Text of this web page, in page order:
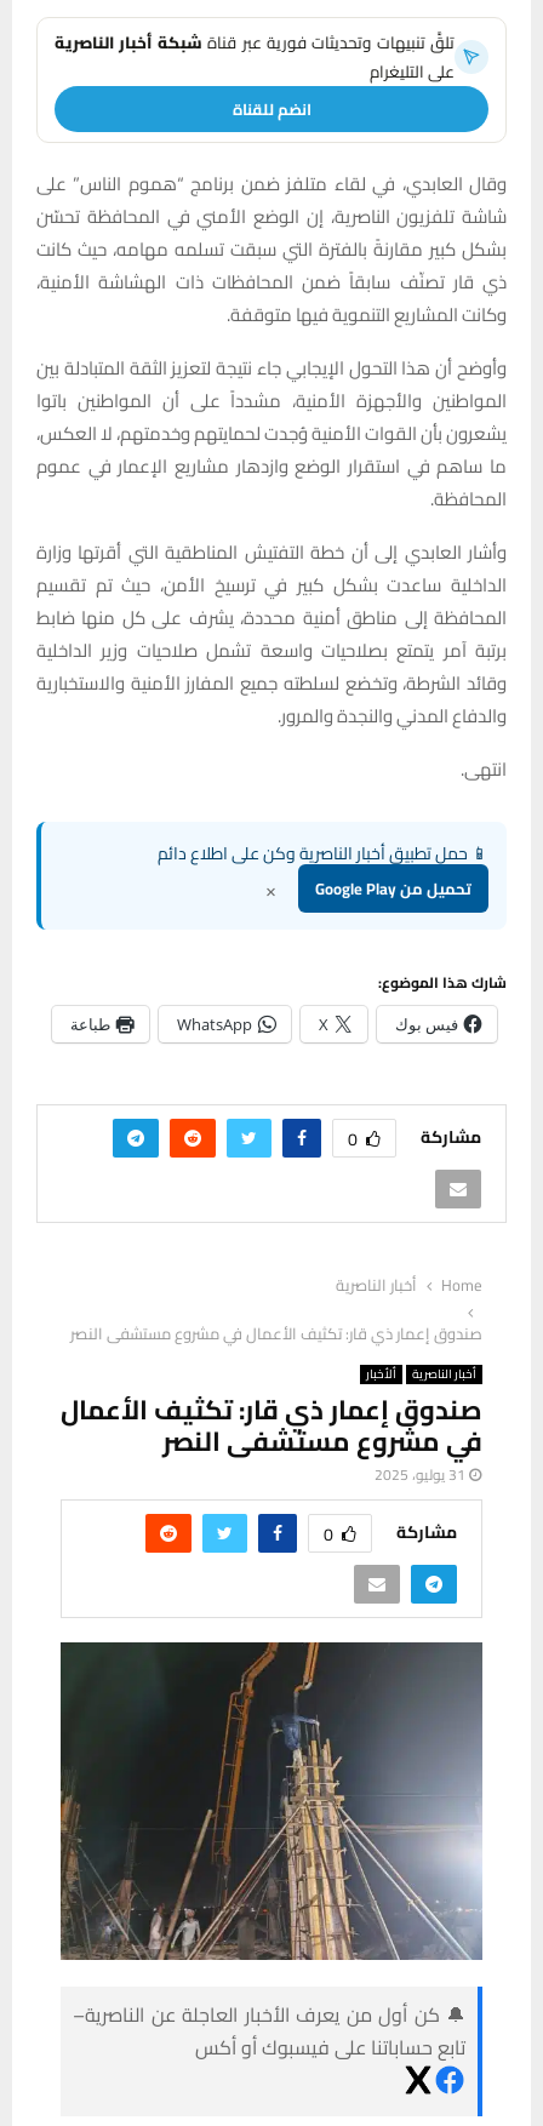
تلقَّ تنبيهات وتحديثات فورية عبر قناةشبكة أخبار الناصرية
على التليغرام
انضم للقناة
وقال العابدي، في لقاء متلفز ضمن برنامج “هموم الناس” على
شاشة تلفزيون الناصرية، إن الوضع الأمني في المحافظة تحسّن
بشكل كبير مقارنةً بالفترة التي سبقت تسلمه مهامه، حيث كانت
ذي قار تصنّف سابقاً ضمن المحافظات ذات الهشاشة الأمنية،
وكانت المشاريع التنموية فيها متوقفة.
وأوضح أن هذا التحول الإيجابي جاء نتيجة لتعزيز الثقة المتبادلة بين
المواطنين والأجهزة الأمنية، مشدداً على أن المواطنين باتوا
يشعرون بأن القوات الأمنية وُجدت لحمايتهم وخدمتهم، لا العكس،
ما ساهم في استقرار الوضع وازدهار مشاريع الإعمار في عموم
المحافظة.
وأشار العابدي إلى أن خطة التفتيش المناطقية التي أقرتها وزارة
الداخلية ساعدت بشكل كبير في ترسيخ الأمن، حيث تم تقسيم
المحافظة إلى مناطق أمنية محددة، يشرف على كل منها ضابط
برتبة آمر يتمتع بصلاحيات واسعة تشمل صلاحيات وزير الداخلية
وقائد الشرطة، وتخضع لسلطته جميع المفارز الأمنية والاستخبارية
والدفاع المدني والنجدة والمرور.
انتهى.
📱 حمل تطبيق أخبار الناصرية وكن على اطلاع دائم
تحميل من Google Play ×
شارك هذا الموضوع:
فيس بوك X
WhatsApp طباعة
مشاركة 0
Home
أخبار الناصرية
صندوق إعمار ذي قار: تكثيف الأعمال في مشروع مستشفى النصر
أخبار الناصرية ألأخبار
صندوق إعمار ذي قار: تكثيف الأعمال
في مشروع مستشفى النصر
31 يوليو، 2025
مشاركة 0
🔔 كن أول من يعرف الأخبار العاجلة عن الناصرية–
تابع حساباتنا على فيسبوك أو أكس